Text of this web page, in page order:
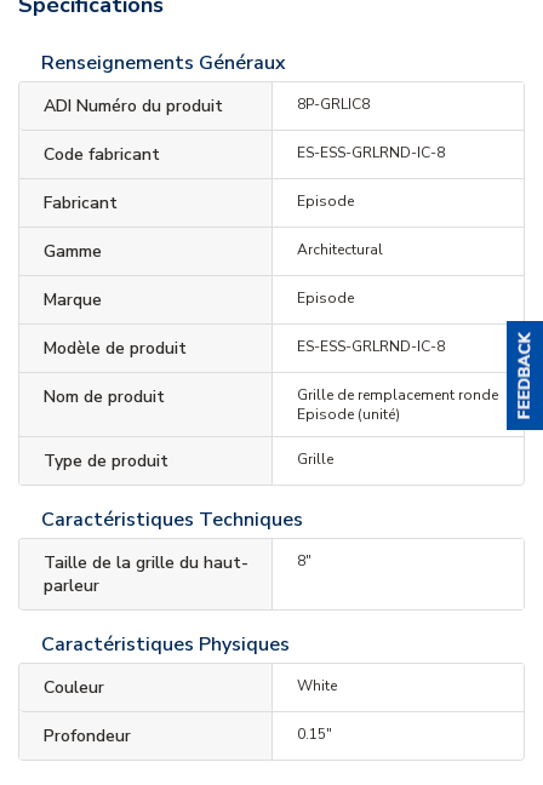
Renseignements Généraux
ADI Numéro du produit 8P-GRLIC8
Code fabricant ES-ESS-GRLRND-IC-8
Fabricant Episode
Gamme Architectural
Marque Episode
Modèle de produit ES-ESS-GRLRND-IC-8
Nom de produit
Grille de remplacement ronde
Episode (unité)
Type de produit Grille
Caractéristiques Techniques
Taille de la grille du haut-
parleur
8"
Caractéristiques Physiques
Couleur White
Profondeur 0.15"